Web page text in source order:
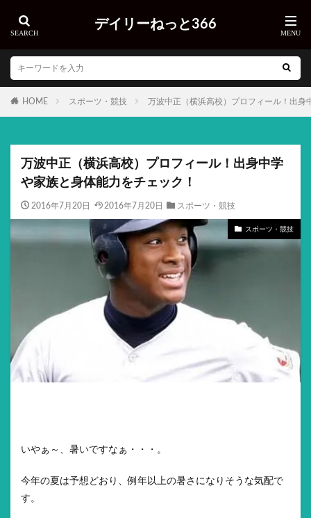
デイリーねっと366
HOME スポーツ・競技 万波中正（横浜高校）プロフィール！出身
万波中正（横浜高校）プロフィール！出身中学
や家族と身体能力をチェック！
2016年7月20日 2016年7月20日 スポーツ・競技
スポーツ・競技
いやぁ～、暑いですなぁ・・・。
今年の夏は予想どおり、例年以上の暑さになりそうな気配で
す。